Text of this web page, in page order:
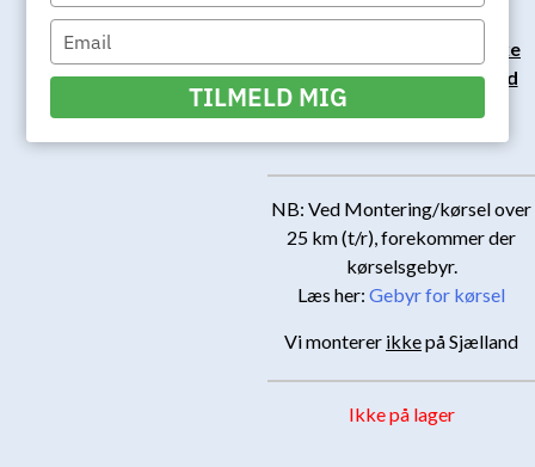
Vi monterer desværre ikke
varmepumper på Sjælland
Ikke på lager
NB: Ved Montering/kørsel over
25 km (t/r), forekommer der
kørselsgebyr.
Læs her: Gebyr for kørsel
Vi monterer ikkepå Sjælland
Ikke på lager
name
Type
your
email
TILMELD MIG